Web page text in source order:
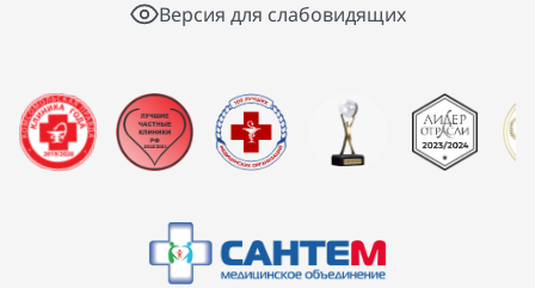
Версия для слабовидящих